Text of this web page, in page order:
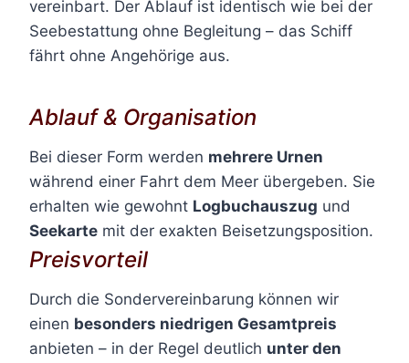
vereinbart. Der Ablauf ist identisch wie bei der
Seebestattung ohne Begleitung – das Schiff
fährt ohne Angehörige aus.
Ablauf & Organisation
Bei dieser Form werden mehrere Urnen
während einer Fahrt dem Meer übergeben. Sie
erhalten wie gewohnt Logbuchauszug und
Seekarte mit der exakten Beisetzungsposition.
Preisvorteil
Durch die Sondervereinbarung können wir
einen besonders niedrigen Gesamtpreis
anbieten – in der Regel deutlich unter den